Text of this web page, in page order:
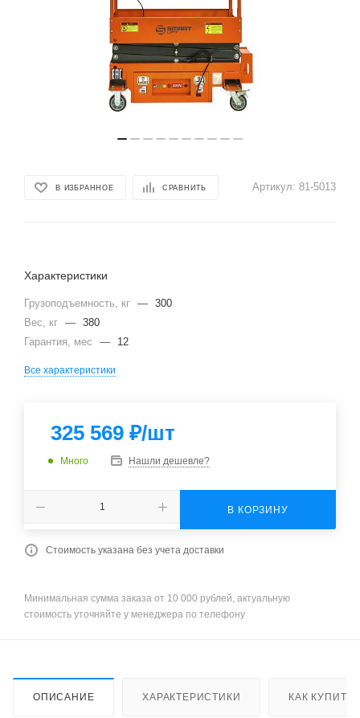
В ИЗБРАННОЕ СРАВНИТЬ Артикул: 81-5013
Характеристики
Грузоподъемность, кг — 300
Вес, кг — 380
Гарантия, мес
— 12
Все характеристики
325 569 ₽/шт
Много Нашли дешевле?
В КОРЗИНУ
Стоимость указана без учета доставки
Минимальная сумма заказа от 10 000 рублей, актуальную
стоимость уточняйте у менеджера по телефону
ОПИСАНИЕ ХАРАКТЕРИСТИКИ КАК КУПИТЬ